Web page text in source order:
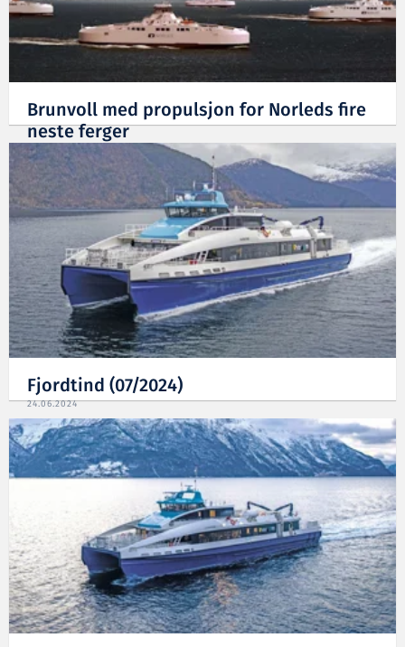
Brunvoll med propulsjon for Norleds fire
neste ferger
19.08.2024
Fjordtind (07/2024)
24.06.2024